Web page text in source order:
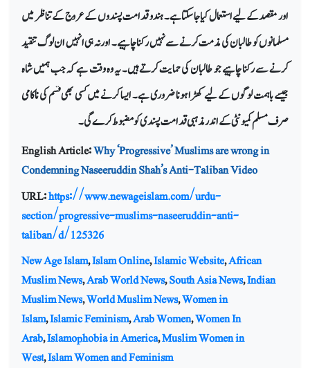
اور مقصد کے لیے استعمال کیا جا سکتا ہے۔ ہندو قدامت پسندوں کے عروج کے تناظر میں
مسلمانوں کو طالبان کی مذمت کرنے سے نہیں رکنا چاہیے۔ اور نہ ہی انہیں ان لوگ تنقید
کرنے سے رکنا چاہیے جو طالبان کی حمایت کرتے ہیں۔ یہ وہ وقت ہے کہ جب ہمیں شاہ
جیسے باہمت لوگوں کے لیے کھڑا ہونا ضروری ہے۔ ایسا کرنے میں کسی بھی قسم کی ناکامی
صرف مسلم کمیونٹی کے اندر مذہبی قدامت پسندی کو مضبوط کرے گی۔
English Article:Why ‘Progressive’ Muslims are wrong in
Condemning Naseeruddin Shah’s Anti-Taliban Video
URL:https://www.newageislam.com/urdu-
section/progressive-muslims-naseeruddin-anti-
taliban/d/125326
New Age Islam,Islam Online,Islamic Website,African
Muslim News,Arab World News,South Asia News,Indian
Muslim News,World Muslim News,Women in
Islam,Islamic Feminism,Arab Women,Women In
Arab,Islamophobia in America,Muslim Women in
West,Islam Women and Feminism